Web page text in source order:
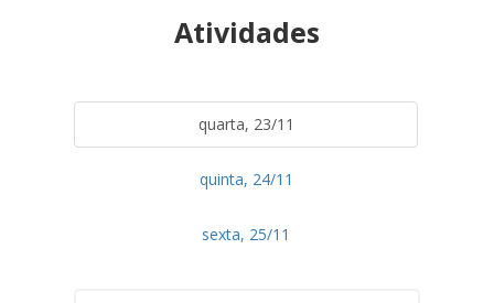
Atividades
quarta, 23/11
quinta, 24/11
sexta, 25/11